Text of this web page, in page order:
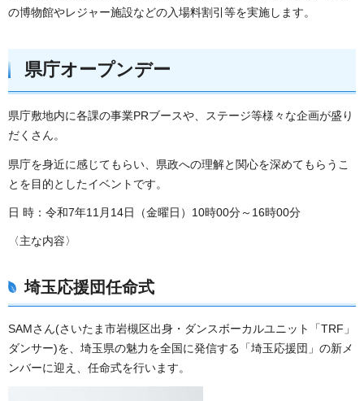
の博物館やレジャー施設などの入場料割引等を実施します。
県庁オープンデー
県庁敷地内に各課の事業PRブースや、ステージ等様々な企画が盛り
だくさん。
県庁を身近に感じてもらい、県政への理解と関心を深めてもらうこ
とを目的としたイベントです。
日 時：令和7年11月14日（金曜日）10時00分～16時00分
〈主な内容〉
埼玉応援団任命式
SAMさん(さいたま市岩槻区出身・ダンスボーカルユニット「TRF」
ダンサー)を、埼玉県の魅力を全国に発信する「埼玉応援団」の新メ
ンバーに迎え、任命式を行います。